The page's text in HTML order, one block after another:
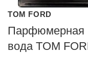
TOM FORD
Парфюмерная
вода TOM